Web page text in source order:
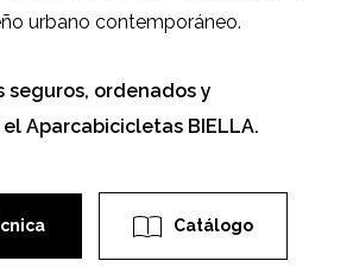
urbano contemporáneo.
seguros, ordenados y
Aparcabicicletas BIELLA.
Catálogo